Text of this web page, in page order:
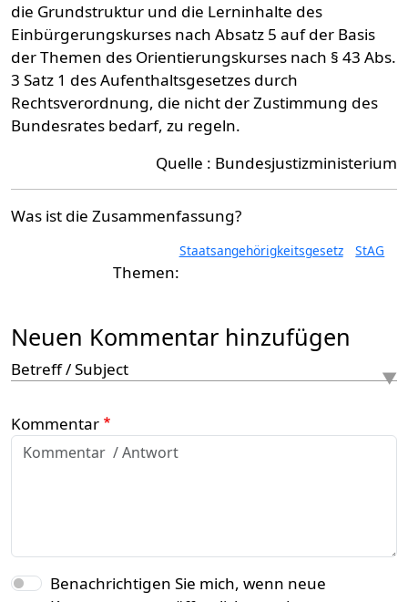
die Grundstruktur und die Lerninhalte des
Einbürgerungskurses nach Absatz 5 auf der Basis
der Themen des Orientierungskurses nach § 43 Abs.
3 Satz 1 des Aufenthaltsgesetzes durch
Rechtsverordnung, die nicht der Zustimmung des
Bundesrates bedarf, zu regeln.
Quelle : Bundesjustizministerium
Was ist die Zusammenfassung?
Staatsangehörigkeitsgesetz StAG
Neuen Kommentar hinzufügen
Betreff / Subject
Kommentar
Benachrichtigen Sie mich, wenn neue